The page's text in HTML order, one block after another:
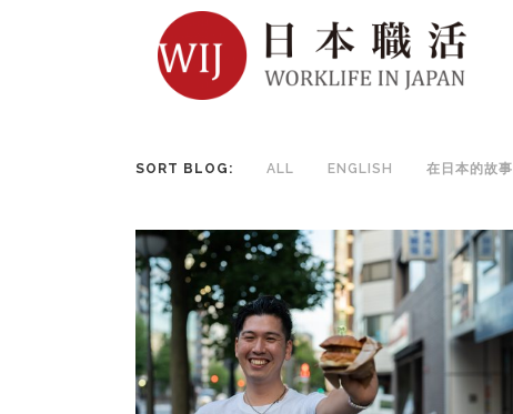
SORT BLOG: ALL ENGLISH 在日本的故事